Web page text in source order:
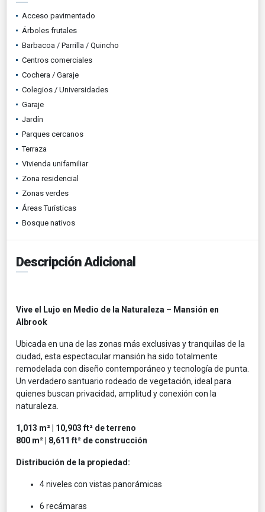
Acceso pavimentado
Árboles frutales
Barbacoa / Parrilla / Quincho
Centros comerciales
Cochera / Garaje
Colegios / Universidades
Garaje
Jardín
Parques cercanos
Terraza
Vivienda unifamiliar
Zona residencial
Zonas verdes
Áreas Turísticas
Bosque nativos
Descripción Adicional
Vive el Lujo en Medio de la Naturaleza – Mansión en
Albrook
Ubicada en una de las zonas más exclusivas y tranquilas de la
ciudad, esta espectacular mansión ha sido totalmente
remodelada con diseño contemporáneo y tecnología de punta.
Un verdadero santuario rodeado de vegetación, ideal para
quienes buscan privacidad, amplitud y conexión con la
naturaleza.
1,013 m² | 10,903 ft² de terreno
800 m² | 8,611 ft² de construcción
Distribución de la propiedad:
4 niveles con vistas panorámicas
6 recámaras